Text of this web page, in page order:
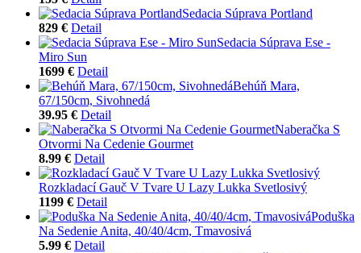
Sedacia Súprava Portland
829 € Detail
Sedacia Súprava Ese -
Miro Sun
1699 € Detail
Behúň Mara,
67/150cm, Sivohnedá
39.95 € Detail
Naberačka S
Otvormi Na Cedenie Gourmet
8.99 € Detail
Rozkladací Gauč V Tvare U Lazy Lukka Svetlosivý
1199 € Detail
Poduška
Na Sedenie Anita, 40/40/4cm, Tmavosivá
5.99 € Detail